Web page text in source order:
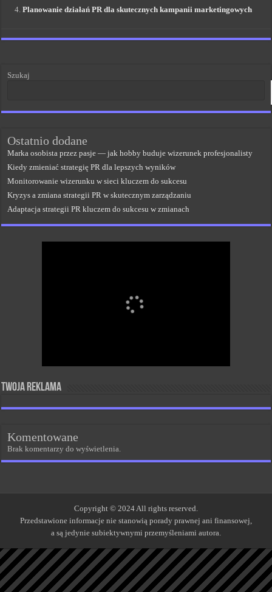
Planowanie działań PR dla skutecznych kampanii marketingowych
Szukaj
Ostatnio dodane
Marka osobista przez pasje — jak hobby buduje wizerunek profesjonalisty
Kiedy zmieniać strategię PR dla lepszych wyników
Monitorowanie wizerunku w sieci kluczem do sukcesu
Kryzys a zmiana strategii PR w skutecznym zarządzaniu
Adaptacja strategii PR kluczem do sukcesu w zmianach
Twoja reklama
Komentowane
Brak komentarzy do wyświetlenia.
Copyright © 2024 All rights reserved.
Przedstawione informacje nie stanowią porady prawnej ani finansowej,
a są jedynie subiektywnymi przemyśleniami autora.